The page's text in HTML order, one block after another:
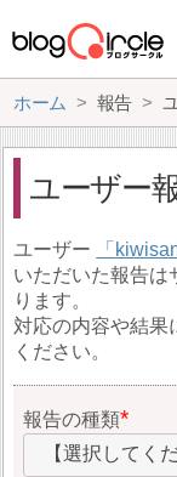
ホーム 報告
ユーザー
ユーザー
いただいた報告は
ります。
対応の内容や結果
ください。
報告の種類
【選択してく